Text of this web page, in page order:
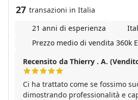
27 transazioni in Italia
21 anni di esperienza
Prezzo medio di vendita 360k
Recensito da Thierry . A.
Ci ha trattato come se fossimo
dimostrando professionalità e